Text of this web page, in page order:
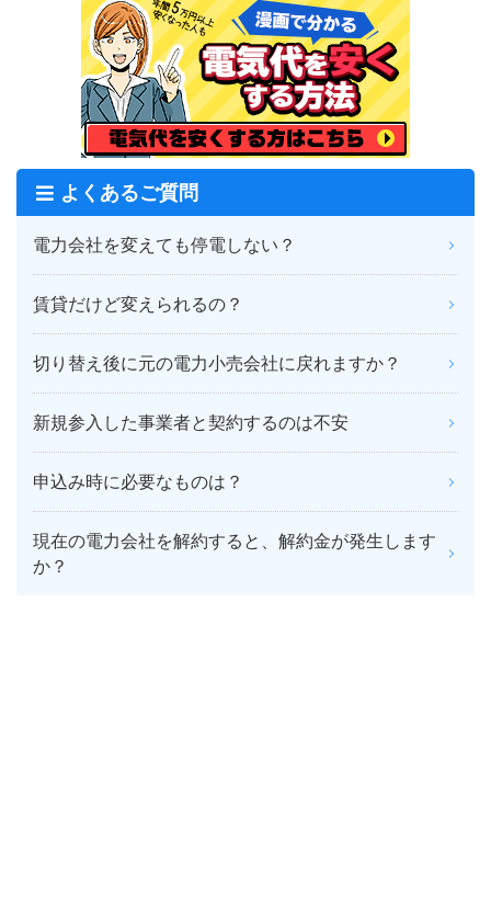
よくあるご質問
電力会社を変えても停電しない？
賃貸だけど変えられるの？
切り替え後に元の電力小売会社に戻れますか？
新規参入した事業者と契約するのは不安
申込み時に必要なものは？
現在の電力会社を解約すると、解約金が発生します
か？